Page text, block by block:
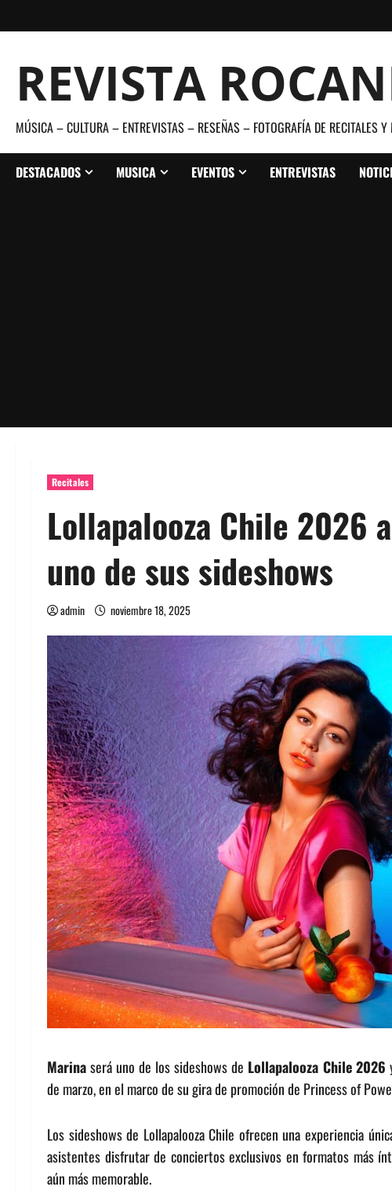
al
REVISTA
MÚSICA – CULTURA – ENTREVISTAS – RESEÑAS – FOTOGRAFÍA DE RECITALES
DESTACADOS MUSICA EVENTOS ENTREVISTAS
Recitales
Lollapalooza Chile 2026
uno de sus sideshows
admin noviembre 18, 2025
Marinaserá uno de los sideshows de Lollapalooza Chile 2026
de marzo, en el marco de su gira de promoción de Princess of
Los sideshows de Lollapalooza Chile ofrecen una experiencia
asistentes disfrutar de conciertos exclusivos en formatos más
aún más memorable.